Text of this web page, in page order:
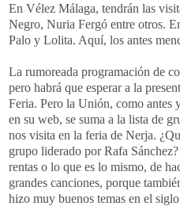
En Vélez Málaga, tendrán las
Negro, Nuria Fergó entre otros.
Palo y Lolita. Aquí, los antes
La rumoreada programación de
pero habrá que esperar a la
Feria. Pero la Unión, como antes
en su web, se suma a la lista de
nos visita en la feria de Nerja.
grupo liderado por Rafa
rentas o lo que es lo mismo, de
grandes canciones, porque
hizo muy buenos temas en el